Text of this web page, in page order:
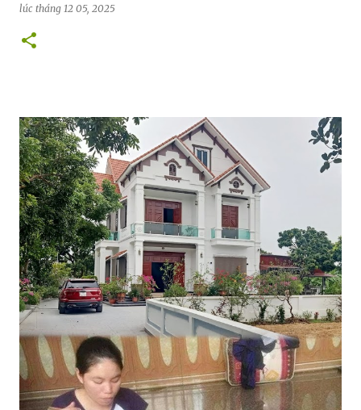
lúc tháng 12 05, 2025